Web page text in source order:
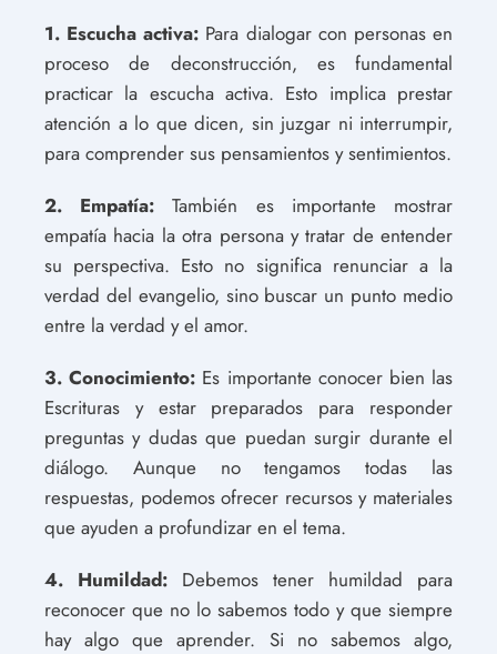
1. Escucha activa: Para dialogar con personas en
proceso de deconstrucción, es fundamental
practicar la escucha activa. Esto implica prestar
atención a lo que dicen, sin juzgar ni interrumpir,
para comprender sus pensamientos y sentimientos.
2. Empatía: También es importante mostrar
empatía hacia la otra persona y tratar de entender
su perspectiva. Esto no significa renunciar a la
verdad del evangelio, sino buscar un punto medio
entre la verdad y el amor.
3. Conocimiento: Es importante conocer bien las
Escrituras y estar preparados para responder
preguntas y dudas que puedan surgir durante el
diálogo. Aunque no tengamos todas las
respuestas, podemos ofrecer recursos y materiales
que ayuden a profundizar en el tema.
4. Humildad: Debemos tener humildad para
reconocer que no lo sabemos todo y que siempre
hay algo que aprender. Si no sabemos algo,